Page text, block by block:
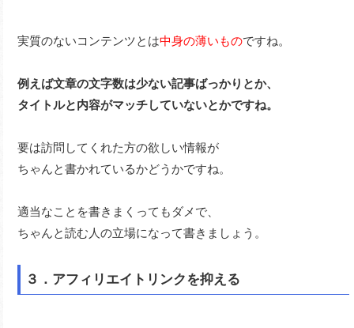
実質のないコンテンツとは中身の薄いものですね。
例えば文章の文字数は少ない記事ばっかりとか、
タイトルと内容がマッチしていないとかですね。
要は訪問してくれた方の欲しい情報が
ちゃんと書かれているかどうかですね。
適当なことを書きまくってもダメで、
ちゃんと読む人の立場になって書きましょう。
３．アフィリエイトリンクを抑える